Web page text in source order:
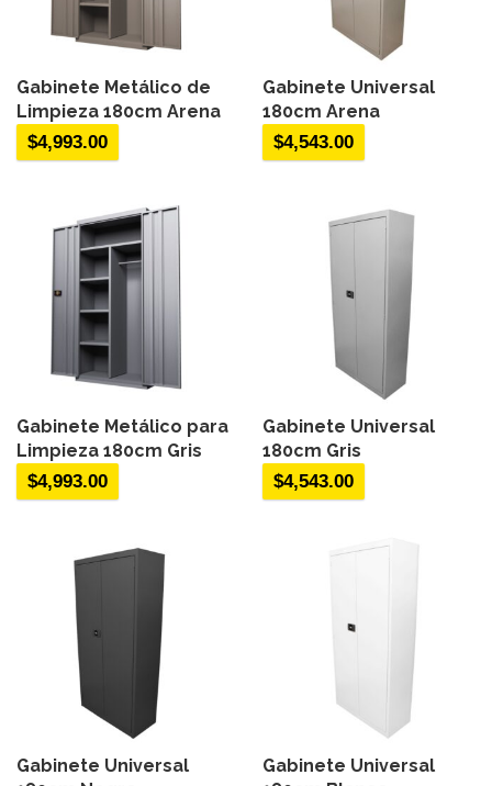
Gabinete Metálico de
Limpieza 180cm Arena
$4,993.00
Gabinete Universal
180cm Arena
$4,543.00
Gabinete Metálico para
Limpieza 180cm Gris
$4,993.00
Gabinete Universal
180cm Gris
$4,543.00
Gabinete Universal
Gabinete Universal